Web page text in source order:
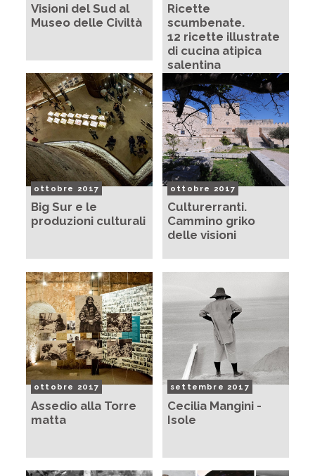
Visioni del Sud al
Museo delle Civiltà
Ricette
scumbenate.
12 ricette illustrate
di cucina atipica
salentina
ottobre 2017
Big Sur e le
produzioni culturali
ottobre 2017
Culturerranti.
Cammino griko
delle visioni
ottobre 2017
Assedio alla Torre
matta
settembre 2017
Cecilia Mangini -
Isole